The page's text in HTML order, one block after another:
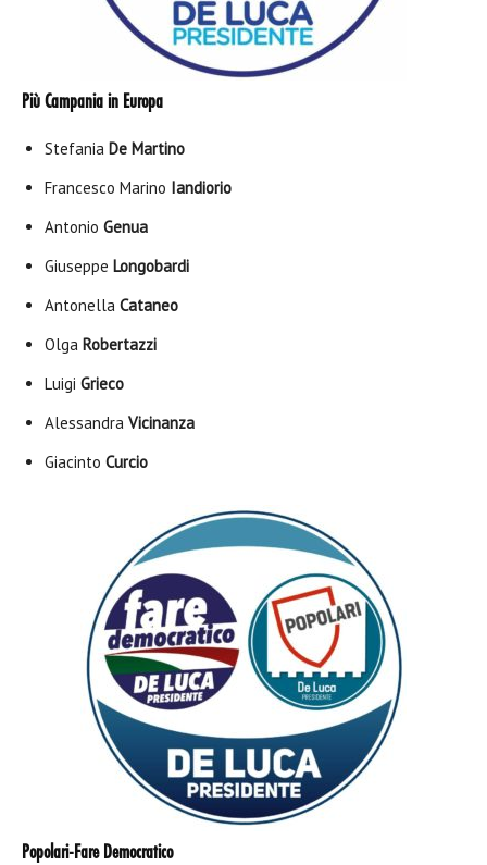
Più Campania in Europa
Stefania De Martino
Francesco Marino Iandiorio
Antonio Genua
Giuseppe Longobardi
Antonella Cataneo
Olga Robertazzi
Luigi Grieco
Alessandra Vicinanza
Giacinto Curcio
Popolari-Fare Democratico